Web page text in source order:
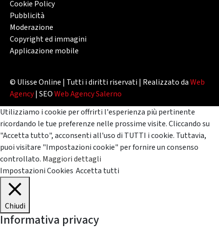
Cookie Policy
Pubblicità
Moderazione
Copyright ed immagini
Applicazione mobile
© Ulisse Online | Tutti i diritti riservati | Realizzato daWeb
Agency| SEOWeb Agency Salerno
Utilizziamo i cookie per offrirti l'esperienza più pertinente
ricordando le tue preferenze nelle prossime visite. Cliccando su
"Accetta tutto", acconsenti all'uso di TUTTI i cookie. Tuttavia,
puoi visitare "Impostazioni cookie" per fornire un consenso
controllato. Maggiori dettagli
Impostazioni Cookies Accetta tutti
Chiudi
Informativa privacy